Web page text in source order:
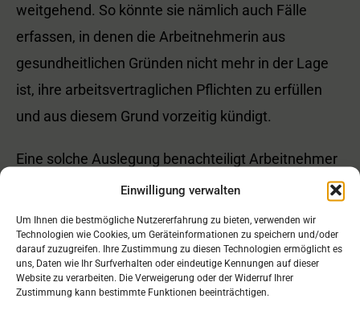
Einwilligung verwalten
Um Ihnen die bestmögliche Nutzererfahrung zu bieten, verwenden wir
Technologien wie Cookies, um Geräteinformationen zu speichern und/oder
darauf zuzugreifen. Ihre Zustimmung zu diesen Technologien ermöglicht es
uns, Daten wie Ihr Surfverhalten oder eindeutige Kennungen auf dieser
Website zu verarbeiten. Die Verweigerung oder der Widerruf Ihrer
Zustimmung kann bestimmte Funktionen beeinträchtigen.
weitgehend. So könnte sie nämlich auch Fälle
erfassen, in denen die Arbeitnehmerin aus
gesundheitlichen Gründen nicht mehr in der Lage
ist, ihre arbeitsvertraglichen Pflichten zu erfüllen
und aus diesem Grund vorzeitig kündigt.
Eine solche Auslegung benachteiligt Arbeitnehmer
unangemessen. Denn sie müssten selbst dann
zahlen, wenn sie die Beendigung des
Arbeitsverhältnisses nicht steuern können. Das
widerspricht auch der durch das Grundgesetz
geschützten Berufsfreiheit. Rückzahlungspflichten